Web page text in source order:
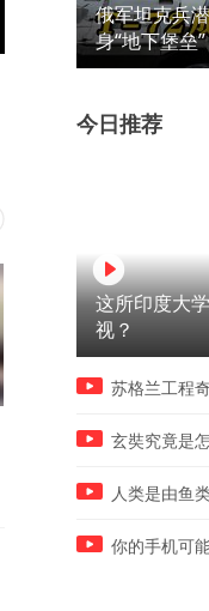
老公是上门女婿，来家
俄军坦克兵
身“地下堡垒”
今日推荐
这所印度大
视？
苏格兰工程
玄奘究竟是
人类是由鱼
你的手机可